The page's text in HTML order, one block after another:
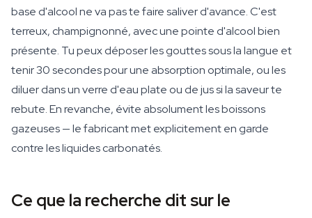
base d'alcool ne va pas te faire saliver d'avance. C'est
terreux, champignonné, avec une pointe d'alcool bien
présente. Tu peux déposer les gouttes sous la langue et
tenir 30 secondes pour une absorption optimale, ou les
diluer dans un verre d'eau plate ou de jus si la saveur te
rebute. En revanche, évite absolument les boissons
gazeuses — le fabricant met explicitement en garde
contre les liquides carbonatés.
Ce que la recherche dit sur le